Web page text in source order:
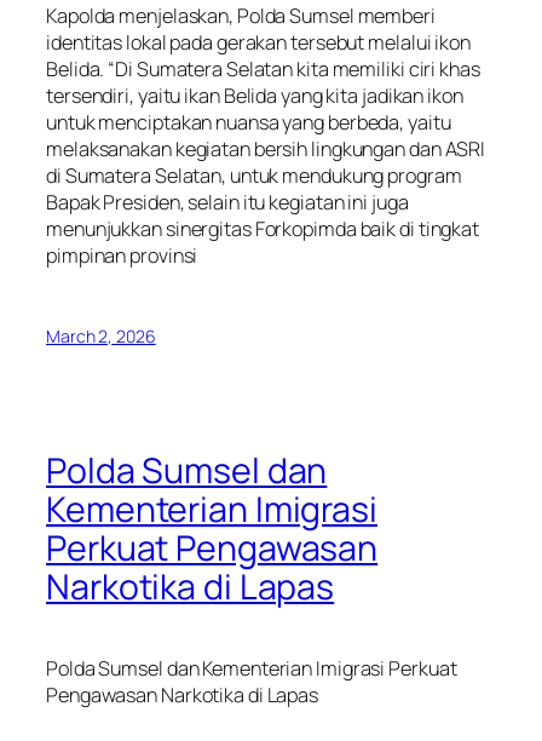
Kapolda menjelaskan, Polda Sumsel memberi
identitas lokal pada gerakan tersebut melalui ikon
Belida. “Di Sumatera Selatan kita memiliki ciri khas
tersendiri, yaitu ikan Belida yang kita jadikan ikon
untuk menciptakan nuansa yang berbeda, yaitu
melaksanakan kegiatan bersih lingkungan dan ASRI
di Sumatera Selatan, untuk mendukung program
Bapak Presiden, selain itu kegiatan ini juga
menunjukkan sinergitas Forkopimda baik di tingkat
pimpinan provinsi
March 2, 2026
Polda Sumsel dan
Kementerian Imigrasi
Perkuat Pengawasan
Narkotika di Lapas
Polda Sumsel dan Kementerian Imigrasi Perkuat
Pengawasan Narkotika di Lapas